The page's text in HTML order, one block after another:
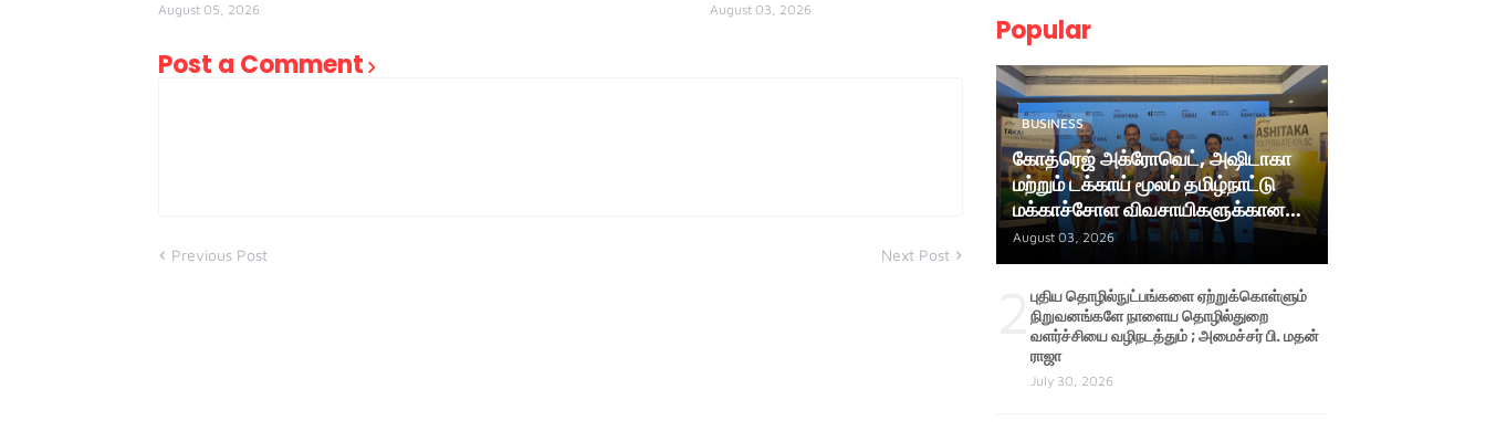
August 05, 2026 August 03, 2026
Post a Comment
Previous Post Next Post
Popular
BUSINESS
கோத்ரெஜ் அக்ரோவெட், அஷிடாகா
மற்றும் டக்காய் மூலம் தமிழ்நாட்டு
மக்காச்சோள விவசாயிகளுக்கான
ஆதரவை மேலும் வலுப்படுத்துகிறது
August 03, 2026
புதிய தொழில்நுட்பங்களை ஏற்றுக்கொள்ளும்
நிறுவனங்களே நாளைய தொழில்துறை
வளர்ச்சியை வழிநடத்தும் ; அமைச்சர் பி. மதன்
ராஜா
July 30, 2026